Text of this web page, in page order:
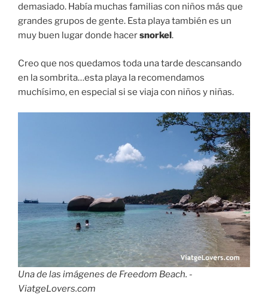
demasiado. Había muchas familias con niños más que
grandes grupos de gente. Esta playa también es un
muy buen lugar donde hacersnorkel .
Creo que nos quedamos toda una tarde descansando
en la sombrita…esta playa la recomendamos
muchísimo, en especial si se viaja con niños y niñas.
Una de las imágenes de Freedom Beach. -
ViatgeLovers.com